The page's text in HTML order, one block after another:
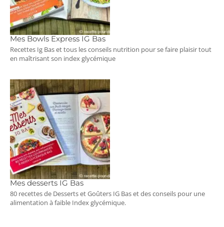
Mes Bowls Express IG Bas
Recettes Ig Bas et tous les conseils nutrition pour se faire plaisir tout
en maîtrisant son index glycémique
Mes desserts IG Bas
80 recettes de Desserts et Goûters IG Bas et des conseils pour une
alimentation à faible Index glycémique.